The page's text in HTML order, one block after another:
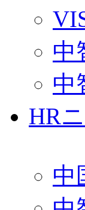
中
中
HR
中